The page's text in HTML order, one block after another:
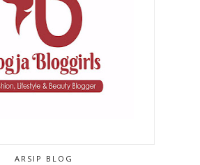
ARSIP BLOG